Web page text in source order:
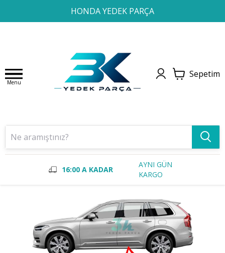
HONDA YEDEK PARÇA
1 2 3 4
Menu
Sepetim
16:00 A KADAR
AYNI GÜN
KARGO